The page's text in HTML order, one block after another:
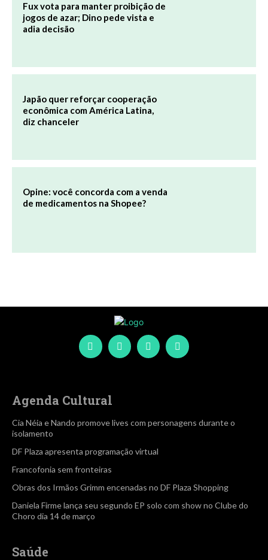
Fux vota para manter proibição de
jogos de azar; Dino pede vista e
adia decisão
Japão quer reforçar cooperação
econômica com América Latina,
diz chanceler
Opine: você concorda com a venda
de medicamentos na Shopee?
Agenda Cultural
Cia Néia e Nando promove lives com personagens durante o
isolamento
DF Plaza apresenta programação virtual
Francofonia sem fronteiras
Obras dos Irmãos Grimm encenadas no DF Plaza Shopping
Daniela Firme lança seu segundo EP solo com show no Clube do
Choro dia 14 de março
Saúde